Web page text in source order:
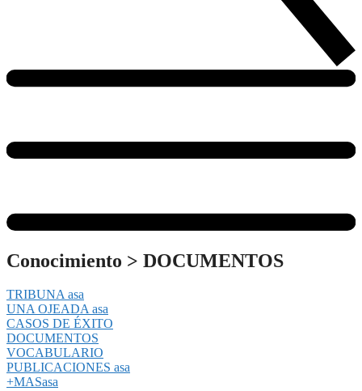
Conocimiento > DOCUMENTOS
TRIBUNA asa
UNA OJEADA asa
CASOS DE ÉXITO
DOCUMENTOS
VOCABULARIO
PUBLICACIONES asa
+MASasa